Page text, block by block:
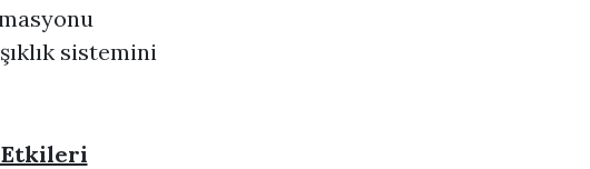
sistemini
Etkileri